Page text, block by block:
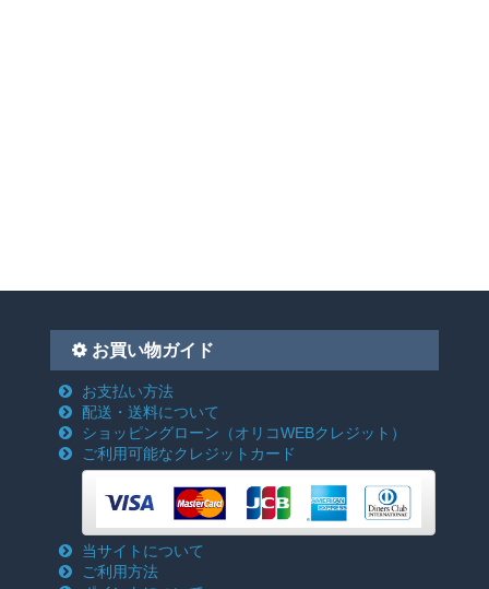
お買い物ガイド
お支払い方法
配送・送料について
ショッピングローン （オリコWEBクレジット）
ご利用可能なクレジットカード
当サイトについて
ご利用方法